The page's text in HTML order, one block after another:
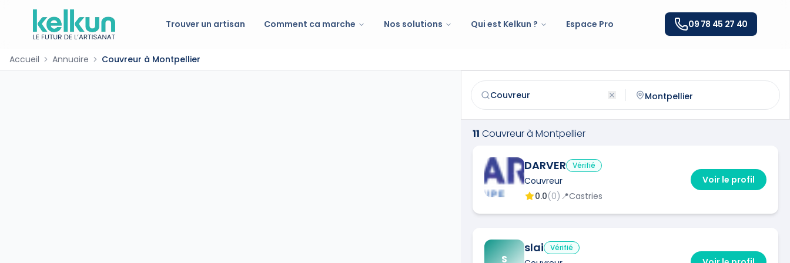
Trouver un artisan Comment ca marche Nos solutions Qui est Kelkun ? Espace Pro 09 78 45 27 40
Accueil Annuaire Couvreur à Montpellier
Trouvez et contactez un
couvreur qualifié à Montpellier
11 Couvreurà Montpellier
DARVER Vérifié
Couvreur
0.0(0) 📍Castries
Voir le profil
S
slai Vérifié